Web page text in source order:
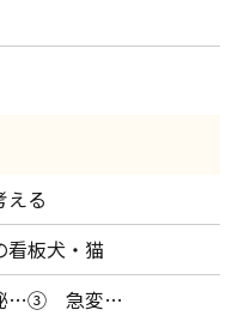
える
板犬・猫
秘…③ 急変…